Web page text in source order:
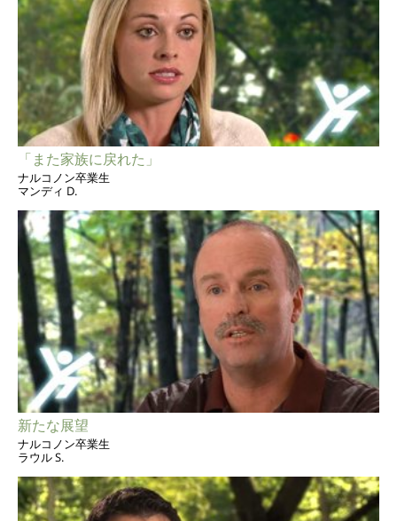
「また家族に戻れた」
ナルコノン卒業生
マンディ D.
新たな展望
ナルコノン卒業生
ラウル S.